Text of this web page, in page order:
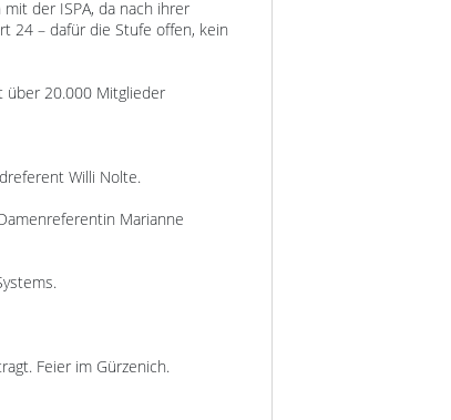
der ISPA, da nach ihrer
24 – dafür die Stufe offen, kein
über 20.000 Mitglieder
Willi Nolte.
Marianne
Feier im Gürzenich.